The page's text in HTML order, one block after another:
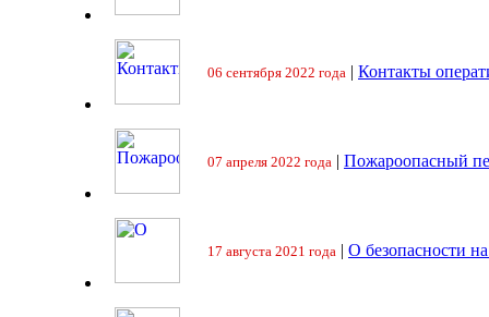
06 сентября 2022 года | Контакты
07 апреля 2022 года | Пожароопасный
17 августа 2021 года | О безопасности